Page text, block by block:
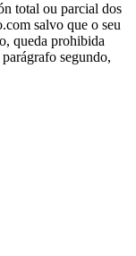
total ou parcial dos
salvo que o seu
queda prohibida
segundo,